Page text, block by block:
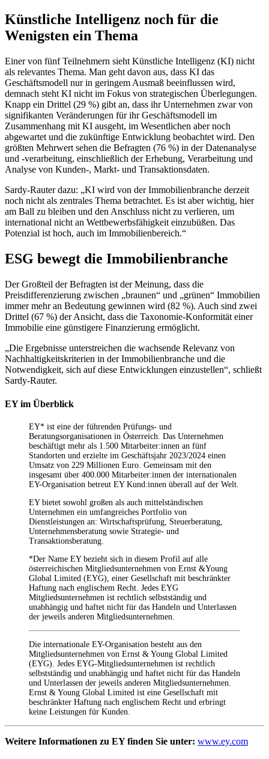
Künstliche Intelligenz noch für die
Wenigsten ein Thema
Einer von fünf Teilnehmern sieht Künstliche Intelligenz (KI) nicht
als relevantes Thema. Man geht davon aus, dass KI das
Geschäftsmodell nur in geringem Ausmaß beeinflussen wird,
demnach steht KI nicht im Fokus von strategischen Überlegungen.
Knapp ein Drittel (29 %) gibt an, dass ihr Unternehmen zwar von
signifikanten Veränderungen für ihr Geschäftsmodell im
Zusammenhang mit KI ausgeht, im Wesentlichen aber noch
abgewartet und die zukünftige Entwicklung beobachtet wird. Den
größten Mehrwert sehen die Befragten (76 %) in der Datenanalyse
und -verarbeitung, einschließlich der Erhebung, Verarbeitung und
Analyse von Kunden-, Markt- und Transaktionsdaten.
Sardy-Rauter dazu: „KI wird von der Immobilienbranche derzeit
noch nicht als zentrales Thema betrachtet. Es ist aber wichtig, hier
am Ball zu bleiben und den Anschluss nicht zu verlieren, um
international nicht an Wettbewerbsfähigkeit einzubüßen. Das
Potenzial ist hoch, auch im Immobilienbereich.“
ESG bewegt die Immobilienbranche
Der Großteil der Befragten ist der Meinung, dass die
Preisdifferenzierung zwischen „braunen“ und „grünen“ Immobilien
immer mehr an Bedeutung gewinnen wird (82 %). Auch sind zwei
Drittel (67 %) der Ansicht, dass die Taxonomie-Konformität einer
Immobilie eine günstigere Finanzierung ermöglicht.
„Die Ergebnisse unterstreichen die wachsende Relevanz von
Nachhaltigkeitskriterien in der Immobilienbranche und die
Notwendigkeit, sich auf diese Entwicklungen einzustellen“, schließt
Sardy-Rauter.
EY im Überblick
EY* ist eine der führenden Prüfungs- und
Beratungsorganisationen in Österreich. Das Unternehmen
beschäftigt mehr als 1.500 Mitarbeiter:innen an fünf
Standorten und erzielte im Geschäftsjahr 2023/2024 einen
Umsatz von 229 Millionen Euro. Gemeinsam mit den
insgesamt über 400.000 Mitarbeiter:innen der internationalen
EY-Organisation betreut EY Kund:innen überall auf der Welt.
EY bietet sowohl großen als auch mittelständischen
Unternehmen ein umfangreiches Portfolio von
Dienstleistungen an: Wirtschaftsprüfung, Steuerberatung,
Unternehmensberatung sowie Strategie- und
Transaktionsberatung.
*Der Name EY bezieht sich in diesem Profil auf alle
österreichischen Mitgliedsunternehmen von Ernst &Young
Global Limited (EYG), einer Gesellschaft mit beschränkter
Haftung nach englischem Recht. Jedes EYG
Mitgliedsunternehmen ist rechtlich selbstständig und
unabhängig und haftet nicht für das Handeln und Unterlassen
der jeweils anderen Mitgliedsunternehmen.
Die internationale EY-Organisation besteht aus den
Mitgliedsunternehmen von Ernst & Young Global Limited
(EYG). Jedes EYG-Mitgliedsunternehmen ist rechtlich
selbstständig und unabhängig und haftet nicht für das Handeln
und Unterlassen der jeweils anderen Mitgliedsunternehmen.
Ernst & Young Global Limited ist eine Gesellschaft mit
beschränkter Haftung nach englischem Recht und erbringt
keine Leistungen für Kunden.
Weitere Informationen zu EY finden Sie unter: www.ey.com